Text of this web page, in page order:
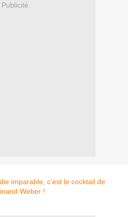
Publicité